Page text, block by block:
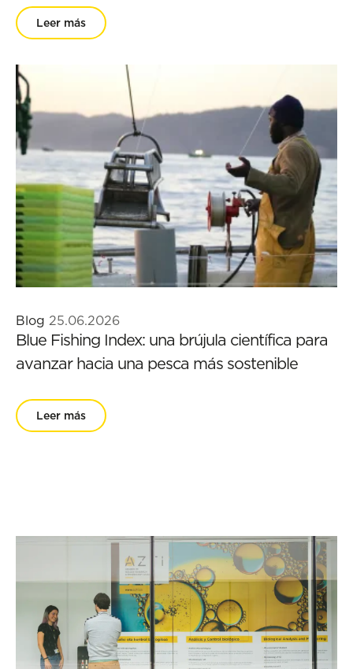
Leer más
Blog 25.06.2026
Blue Fishing Index: una brújula científica para
avanzar hacia una pesca más sostenible
Leer más